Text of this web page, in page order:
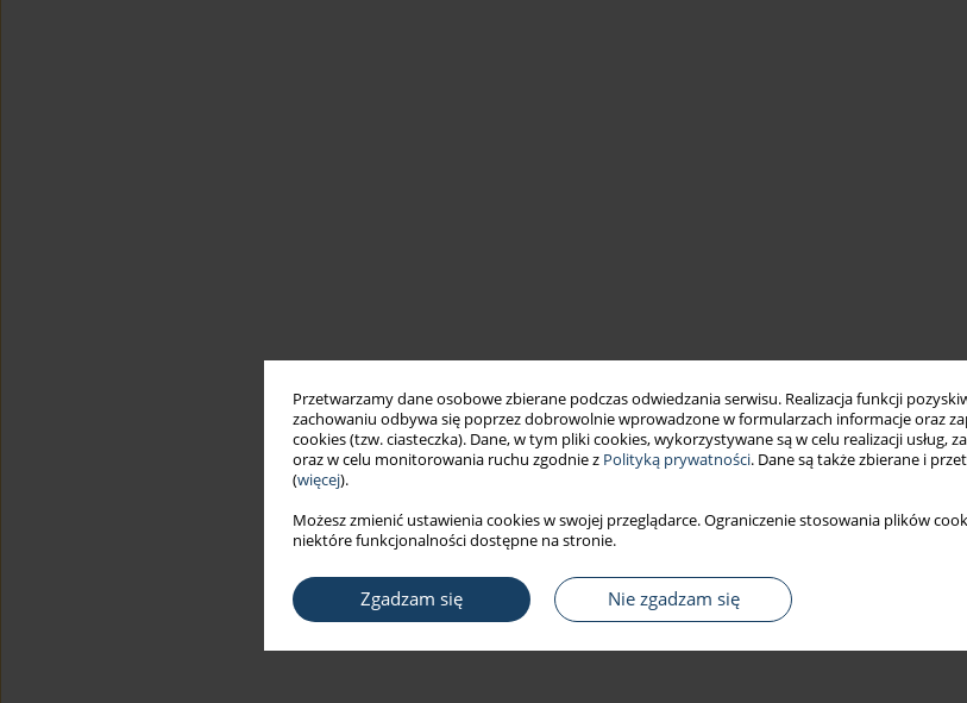
Przetwarzamy dane osobowe zbierane podczas odwiedzania serwisu. Realizacja funkcji
zachowaniu odbywa się poprzez dobrowolnie wprowadzone w formularzach informacje oraz
cookies (tzw. ciasteczka). Dane, w tym pliki cookies, wykorzystywane są w celu realizacji usług,
oraz w celu monitorowania ruchu zgodnie z Polityką prywatności. Dane są także zbierane i
(więcej).
Możesz zmienić ustawienia cookies w swojej przeglądarce. Ograniczenie stosowania plików
niektóre funkcjonalności dostępne na stronie.
Zgadzam się Nie zgadzam się